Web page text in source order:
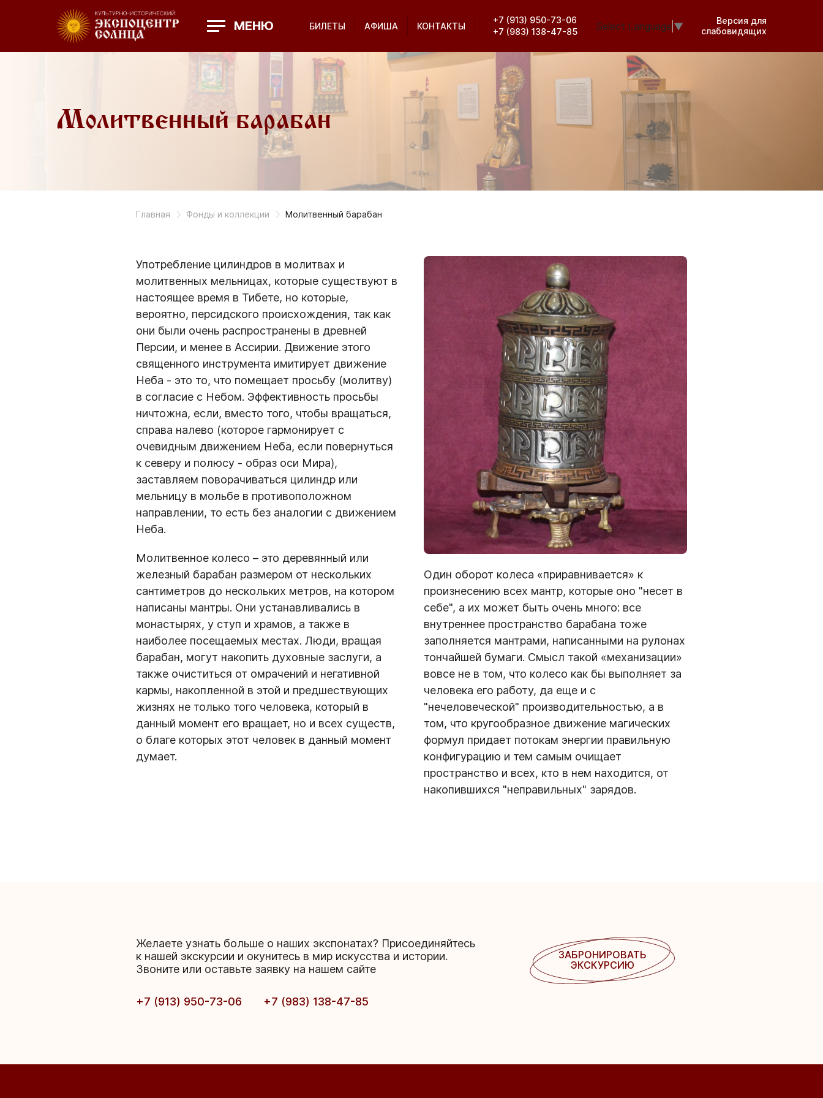
МЕНЮ БИЛЕТЫ АФИША КОНТАКТЫ
+7 (913) 950-73-06
+7 (983) 138-47-85
Select Language ▼
Версия для
слабовидящих
Молитвенный барабан
Главная Фонды и коллекции Молитвенный барабан
Употребление цилиндров в молитвах и
молитвенных мельницах, которые существуют в
настоящее время в Тибете, но которые,
вероятно, персидского происхождения, так как
они были очень распространены в древней
Персии, и менее в Ассирии. Движение этого
священного инструмента имитирует движение
Неба - это то, что помещает просьбу (молитву)
в согласие с Небом. Эффективность просьбы
ничтожна, если, вместо того, чтобы вращаться,
справа налево (которое гармонирует с
очевидным движением Неба, если повернуться
к северу и полюсу - образ оси Мира),
заставляем поворачиваться цилиндр или
мельницу в мольбе в противоположном
направлении, то есть без аналогии с движением
Неба.
Молитвенное колесо – это деревянный или
железный барабан размером от нескольких
сантиметров до нескольких метров, на котором
написаны мантры. Они устанавливались в
монастырях, у ступ и храмов, а также в
наиболее посещаемых местах. Люди, вращая
барабан, могут накопить духовные заслуги, а
также очиститься от омрачений и негативной
кармы, накопленной в этой и предшествующих
жизнях не только того человека, который в
данный момент его вращает, но и всех существ,
о благе которых этот человек в данный момент
думает.
Один оборот колеса «приравнивается» к
произнесению всех мантр, которые оно "несет в
себе", а их может быть очень много: все
внутреннее пространство барабана тоже
заполняется мантрами, написанными на рулонах
тончайшей бумаги. Смысл такой «механизации»
вовсе не в том, что колесо как бы выполняет за
человека его работу, да еще и с
"нечеловеческой" производительностью, а в
том, что кругообразное движение магических
формул придает потокам энергии правильную
конфигурацию и тем самым очищает
пространство и всех, кто в нем находится, от
накопившихся "неправильных" зарядов.
Желаете узнать больше о наших экспонатах? Присоединяйтесь
к нашей экскурсии и окунитесь в мир искусства и истории.
Звоните или оставьте заявку на нашем сайте
+7 (913) 950-73-06 +7 (983) 138-47-85
ЗАБРОНИРОВАТЬ
ЭКСКУРСИЮ